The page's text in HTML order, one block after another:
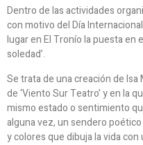
Dentro de las actividades
con motivo del Día
lugar en El Tronío la puesta en
soledad’.
Se trata de una creación de
de ‘Viento Sur Teatro’ y en la
mismo estado o sentimiento
alguna vez, un sendero
y colores que dibuja la vida con